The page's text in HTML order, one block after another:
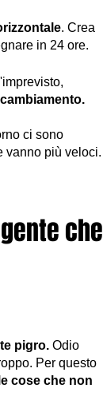
. Crea
in 24 ore.
ci sono
vanno più veloci.
che
pigro. Odio
Per questo
cose che non